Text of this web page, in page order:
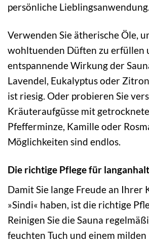
persönliche Lieblingsanwendung.
Verwenden Sie ätherische Öle,
wohltuenden Düften zu erfüllen
entspannende Wirkung der
Lavendel, Eukalyptus oder
ist riesig. Oder probieren Sie
Kräuteraufgüsse mit
Pfefferminze, Kamille oder
Möglichkeiten sind endlos.
Die richtige Pflege für
Damit Sie lange Freude an Ihrer
»Sindi« haben, ist die richtige
Reinigen Sie die Sauna
feuchten Tuch und einem milden